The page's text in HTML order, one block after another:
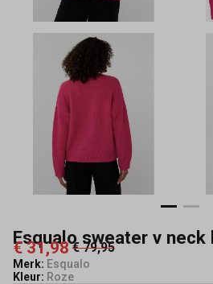
Capisce
Mode
Esqualo sweater v neck
€ 31,98 € 79,95
Merk: Esqualo
Kleur: Roze